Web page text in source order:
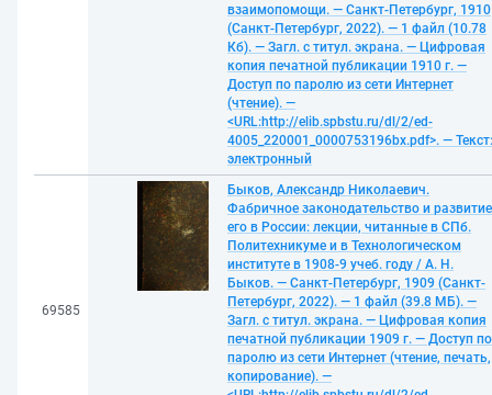
взаимопомощи. — Санкт-Петербург, 1910
(Санкт-Петербург, 2022). — 1 файл (10.78
Кб). — Загл. с титул. экрана. — Цифровая
копия печатной публикации 1910 г. —
Доступ по паролю из сети Интернет
(чтение). —
<URL:http://elib.spbstu.ru/dl/2/ed-
4005_220001_0000753196bx.pdf>. — Текст:
электронный
69585
Быков, Александр Николаевич.
Фабричное законодательство и развитие
его в России: лекции, читанные в СПб.
Политехникуме и в Технологическом
институте в 1908-9 учеб. году / А. Н.
Быков. — Санкт-Петербург, 1909 (Санкт-
Петербург, 2022). — 1 файл (39.8 МБ). —
Загл. с титул. экрана. — Цифровая копия
печатной публикации 1909 г. — Доступ по
паролю из сети Интернет (чтение, печать,
копирование). —